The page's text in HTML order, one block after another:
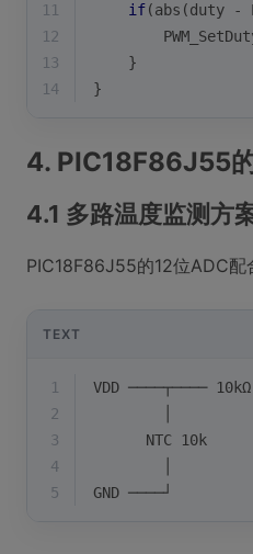
11
if(abs (duty -
12
13
    }
14
}
4. PIC18F86J55
4.1 多路温度监测方
PIC18F86J55的12位ADC
TEXT
1
VDD ────┬────
2
3
      NTC 10k
4
5
GND ────┘